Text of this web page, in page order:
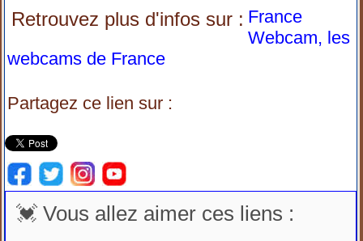
Retrouvez plus d'infos sur : France
Webcam, les
webcams de France
Partagez ce lien sur :
💓 Vous allez aimer ces liens :